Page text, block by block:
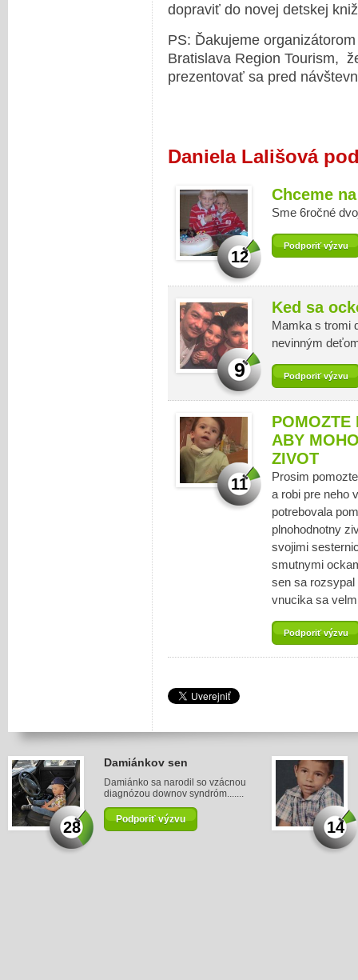
dopraviť do novej detskej
PS: Ďakujeme
Bratislava Region Tourism,
prezentovať sa pred
Daniela Lališová
12
Chceme
Sme 6ročné
Podporiť výzvu
9
Ked sa
Mamka s tromi
nevinným
Podporiť výzvu
11
POMOZTE
ABY
ZIVOT
Prosim
a robi pre neho
potrebovala
plnohodnotny
svojimi
smutnymi
sen sa
vnucika sa
Podporiť výzvu
28
Damiánkov sen
Damiánko sa narodil so vzácnou
diagnózou downov syndróm.......
Podporiť výzvu 14